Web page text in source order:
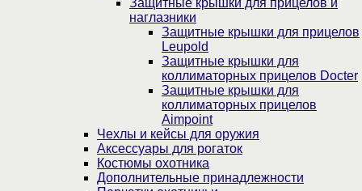
Защитные крышки для прицелов и
наглазники
Защитные крышки для прицелов
Leupold
Защитные крышки для
коллиматорных прицелов Docter
Защитные крышки для
коллиматорных прицелов
Aimpoint
Чехлы и кейсы для оружия
Аксессуары для рогаток
Костюмы охотника
Дополнительные принадлежности